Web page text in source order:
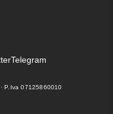
Telegram
P.Iva 07125860010